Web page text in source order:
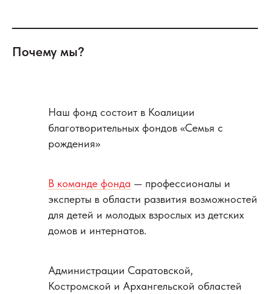
Почему мы?
Наш фонд состоит в Коалиции
благотворительных фондов «Семья с
рождения»
В команде фонда — профессионалы и
эксперты в области развития возможностей
для детей и молодых взрослых из детских
домов и интернатов.
Администрации Саратовской,
Костромской и Архангельской областей